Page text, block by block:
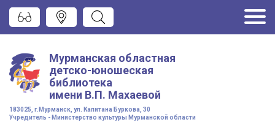
Мурманская областная
детско-юношеская
библиотека
имени В.П. Махаевой
183025, г.Мурманск, ул. Капитана Буркова, 30
Учредитель - Министерство культуры Мурманской области